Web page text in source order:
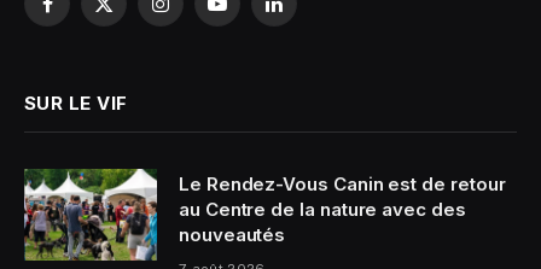
Facebook
X
InstagramYouTubeLinkedIn
SUR LE VIF
Le Rendez-Vous Canin est de retour
au Centre de la nature avec des
nouveautés